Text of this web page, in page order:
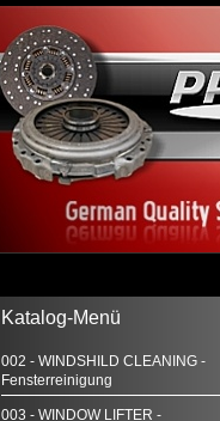
Katalog-Menü
002 - WINDSHILD CLEANING -
Fensterreinigung
003 - WINDOW LIFTER -